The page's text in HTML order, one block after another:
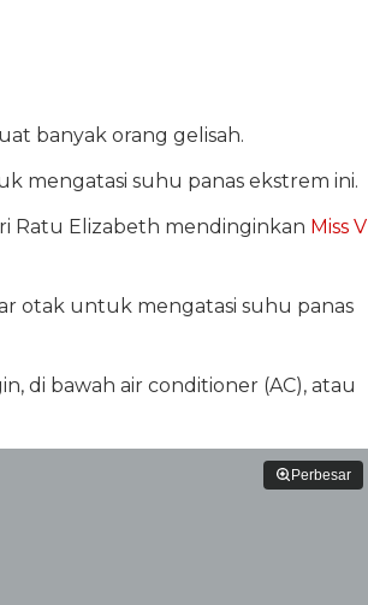
banyak orang gelisah.
mengatasi suhu panas ekstrem ini.
Ratu Elizabeth mendinginkan Miss V
otak untuk mengatasi suhu panas
di bawah air conditioner (AC), atau
Perbesar